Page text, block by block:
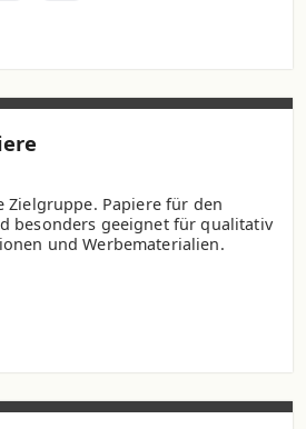
Zielgruppe. Papiere für den
besonders geeignet für qualitativ
und Werbematerialien.